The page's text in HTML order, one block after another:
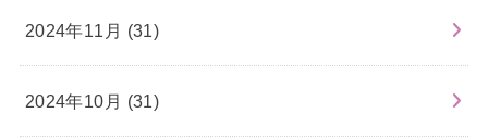
2024年11月 (31)
2024年10月 (31)